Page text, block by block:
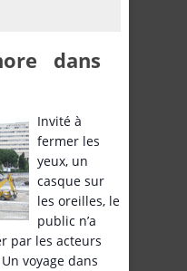
dans
Invité à
fermer les
yeux, un
casque sur
les oreilles, le
public n’a
par les acteurs
voyage dans